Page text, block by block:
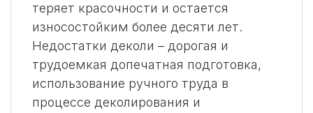
теряет красочности и остается
износостойким более десяти лет.
Недостатки деколи – дорогая и
трудоемкая допечатная подготовка,
использование ручного труда в
процессе деколирования и